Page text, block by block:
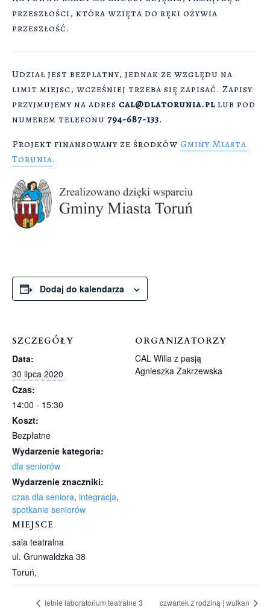
przeszłości, która wzięta do ręki ożywia
przeszłość.
Udział jest bezpłatny, jednak ze względu na
limit miejsc, wcześniej trzeba się zapisać. Zapisy
przyjmujemy na adres cal@dlatorunia.pllub pod
numerem telefonu 794-687-133.
Projekt finansowany ze środków Gminy Miasta
Torunia.
Dodaj do kalendarza
SZCZEGÓŁY
Data:
30 lipca 2020
Czas:
14:00 - 15:30
Koszt:
Bezpłatne
Wydarzenie kategoria:
dla seniorów
Wydarzenie znaczniki:
czas dla seniora, integracja,
spotkanie seniorów
MIEJSCE
sala teatralna
ul. Grunwaldzka 38
Toruń,
ORGANIZATORZY
CAL Willa z pasją
Agnieszka Zakrzewska
letnie laboratorium teatralne 3 czwartek z rodziną | wulkan